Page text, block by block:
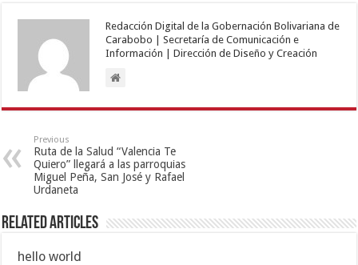
Redacción Digital de la Gobernación Bolivariana de
Carabobo | Secretaría de Comunicación e
Información | Dirección de Diseño y Creación
Previous
Ruta de la Salud “Valencia Te
Quiero” llegará a las parroquias
Miguel Peña, San José y Rafael
Urdaneta
Related Articles
hello world